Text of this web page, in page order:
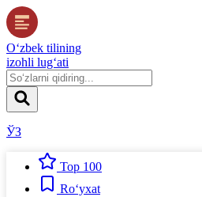
O‘zbek tilining
izohli lug‘ati
ЎЗ
Top 100
Ro‘yxat